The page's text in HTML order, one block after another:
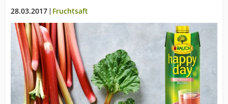
Press-Säften und Frucht-Pürees/Frucht-Mark.
28.03.2017 Fruchtsaft